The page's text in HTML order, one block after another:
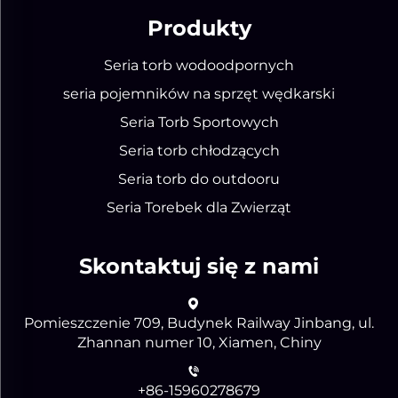
Produkty
Seria torb wodoodpornych
seria pojemników na sprzęt wędkarski
Seria Torb Sportowych
Seria torb chłodzących
Seria torb do outdooru
Seria Torebek dla Zwierząt
Skontaktuj się z nami
Pomieszczenie 709, Budynek Railway Jinbang, ul.
Zhannan numer 10, Xiamen, Chiny
+86-15960278679